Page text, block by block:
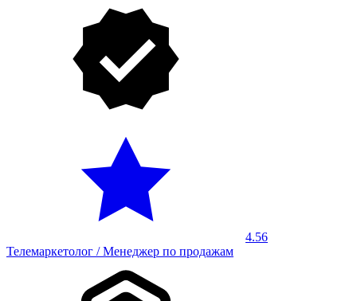
4.56
Телемаркетолог / Менеджер по продажам